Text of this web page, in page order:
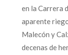
en la Carrera
aparente
Malecón y
decenas de